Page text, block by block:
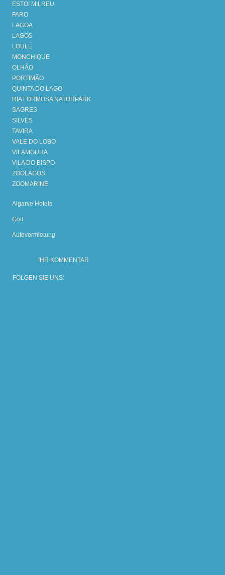
ESTOI MILREU
FARO
LAGOA
LAGOS
LOULÉ
MONCHIQUE
OLHÃO
PORTIMÃO
QUINTA DO LAGO
RIA FORMOSA NATURPARK
SAGRES
SILVES
TAVIRA
VALE DO LOBO
VILAMOURA
VILA DO BISPO
ZOOLAGOS
ZOOMARINE
Algarve Hotels
Golf
Autovermietung
IHR KOMMENTAR
FOLGEN SIE UNS: